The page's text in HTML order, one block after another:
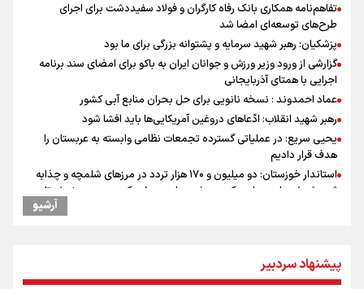
تفاهم‌نامه همکاری بانک رفاه کارگران و فولاد سفیددشت برای اجرای
طرح‌های توسعه‌ای امضا شد
پزشکیان: رهبر شهید سرمایه و پشتوانه بزرگی برای ما بود
گزارشی از ورود وزیر ورزش و جوانان ایران به باکو برای امضای سند برنامه
اجرایی با همتای آذربایجانی
عماد احمدوند : نسخه نانویی برای حل بحران منابع آبی کشور
رهبر شهید انقلاب: ادّعاهای دروغین آمریکایی‌ها باید افشا شود
یحیی سریع: در عملیاتی گسترده تجمعات نظامی وابسته به عربستان را
هدف قرار دادیم
استاندار خوزستان: دو میلیون و ۱۷۰ هزار تردد در مرزهای شلمچه و چذابه
ثبت شد / برپایی هزار موکب در خوزستان و ۱۰۰ موکب در مسیر نجف تا
جابجایی مرکز ثقل اقتصاد جهان انجام شد/ فرصت طلایی برای اقتصاد
ایران +نمودار
آرشیو
پیشنهاد سردبیر